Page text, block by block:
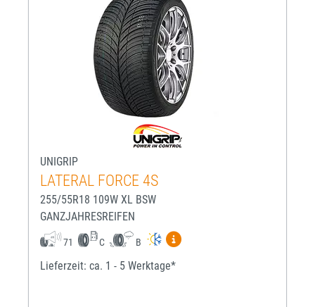
UNIGRIP
LATERAL FORCE 4S
255/55R18 109W XL BSW
GANZJAHRESREIFEN
71 C B
Mehr Informationen zum
Lieferzeit: ca. 1 - 5 Werktage*